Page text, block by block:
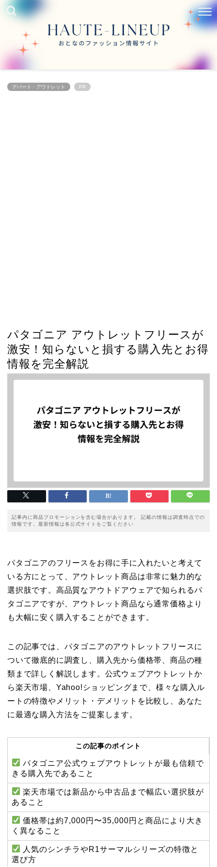
デパート・アウトレット PR
パタゴニア アウトレットフリースが
激安！知らないと損する購入先とお得
情報を完全解説
記事内に商品プロモーションを含む場合があります。 記載の情報は調査時点での
情報です。最新情報は各公式サイトをご覧ください
パタゴニアのフリースをお得に手に入れたいと考えて
いる方にとって、アウトレット商品は非常に魅力的な
選択肢です。高品質なアウトドアウェアで知られるパ
タゴニアですが、アウトレット商品なら通常価格より
も大幅に安く購入することができます。
この記事では、パタゴニアのアウトレットフリースに
ついて徹底的に調査し、購入先から価格帯、商品の種
類まで詳しく解説します。公式ウェブアウトレットか
ら楽天市場、Yahoo!ショッピングまで、様々な購入ル
ートの特徴やメリット・デメリットを比較し、あなた
に最適な購入方法をご提案します。
この記事のポイント
パタゴニア公式ウェブアウトレットが最も信頼で
きる購入先であること
楽天市場では新品から中古品まで幅広い選択肢が
あること
価格帯は約7,000円〜35,000円と商品により大き
く異なること
人気のシンチラやR1サーマルシリーズの特徴と
選び方